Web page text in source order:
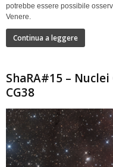
potrebbe essere possibile
Venere.
Continua a leggere
ShaRA#15 –
CG38